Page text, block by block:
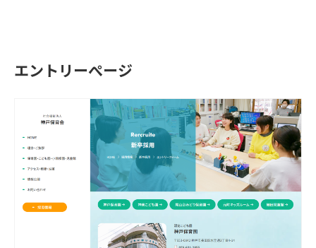
エントリーぺージ